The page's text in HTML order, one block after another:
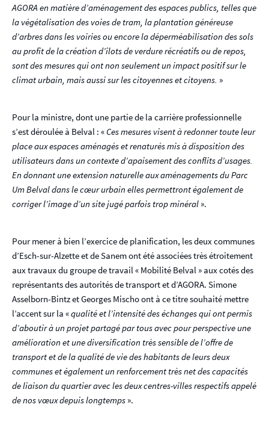
AGORA en matière d’aménagement des espaces publics, telles que
la végétalisation des voies de tram, la plantation généreuse
d’arbres dans les voiries ou encore la déperméabilisation des sols
au profit de la création d’îlots de verdure récréatifs ou de repos,
sont des mesures qui ont non seulement un impact positif sur le
climat urbain, mais aussi sur les citoyennes et citoyens. »
Pour la ministre, dont une partie de la carrière professionnelle
s’est déroulée à Belval : «Ces mesures visent à redonner toute leur
place aux espaces aménagés et renaturés mis à disposition des
utilisateurs dans un contexte d’apaisement des conflits d’usages.
En donnant une extension naturelle aux aménagements du Parc
Um Belval dans le cœur urbain elles permettront également de
corriger l’image d’un site jugé parfois trop minéral ».
Pour mener à bien l’exercice de planification, les deux communes
d’Esch-sur-Alzette et de Sanem ont été associées très étroitement
aux travaux du groupe de travail « Mobilité Belval » aux cotés des
représentants des autorités de transport et d’AGORA. Simone
Asselborn-Bintz et Georges Mischo ont à ce titre souhaité mettre
l’accent sur la «qualité et l’intensité des échanges qui ont permis
d’aboutir à un projet partagé par tous avec pour perspective une
amélioration et une diversification très sensible de l’offre de
transport et de la qualité de vie des habitants de leurs deux
communes et également un renforcement très net des capacités
de liaison du quartier avec les deux centres-villes respectifs appelé
de nos vœux depuis longtemps ».